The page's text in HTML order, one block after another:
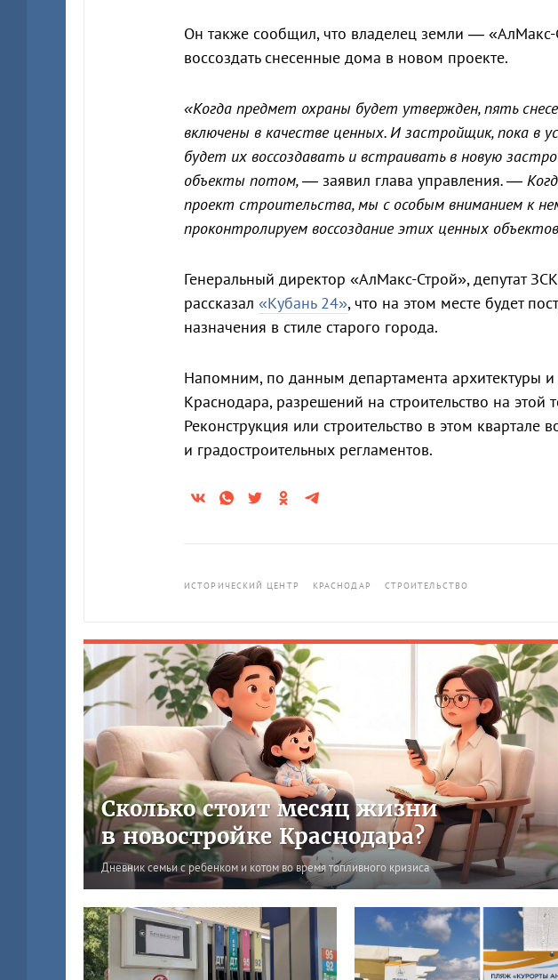
Он также сообщил, что владелец земли —
воссоздать снесенные дома в новом проекте.
«Когда предмет охраны будет утвержден, пять
включены в качестве ценных. И застройщик, пока в
будет их воссоздавать и встраивать в новую
объекты потом,— заявил глава управления. —
проект строительства, мы с особым вниманием к
проконтролируем воссоздание этих ценных
Генеральный директор «АлМакс-Строй», депутат
рассказал «Кубань 24», что на этом месте будет
назначения в стиле старого города.
Напомним, по данным департамента архитектуры и
Краснодара, разрешений на строительство на этой
Реконструкция или строительство в этом квартале
и градостроительных регламентов.
ИСТОРИЧЕСКИЙ ЦЕНТР КРАСНОДАР СТРОИТЕЛЬСТВО
Сколько стоит месяц жизни
в новостройке Краснодара?
Дневник семьи с ребенком и котом во время топливного кризиса